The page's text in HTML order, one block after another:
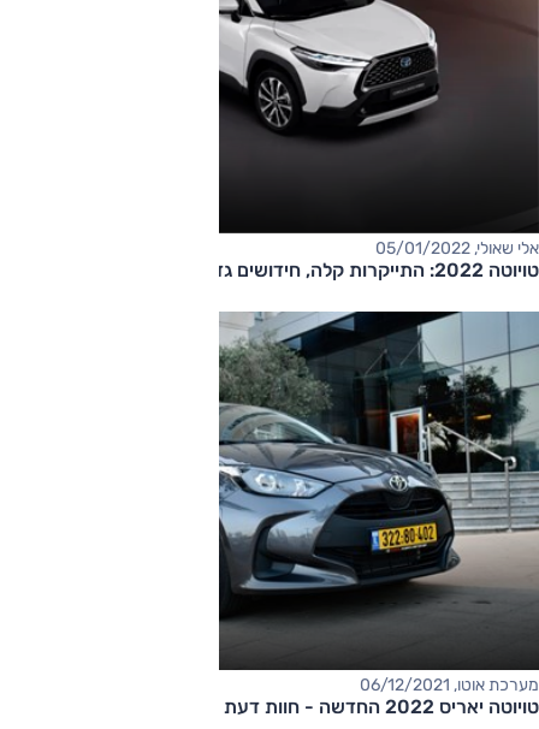
אלי שאולי, 05/01/2022
טויוטה 2022: התייקרות קלה, חידושים גדולים
מערכת אוטו, 06/12/2021
טויוטה יאריס 2022 החדשה - חוות דעת